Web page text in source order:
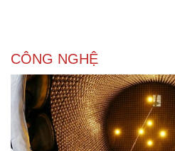
CÔNG NGHỆ